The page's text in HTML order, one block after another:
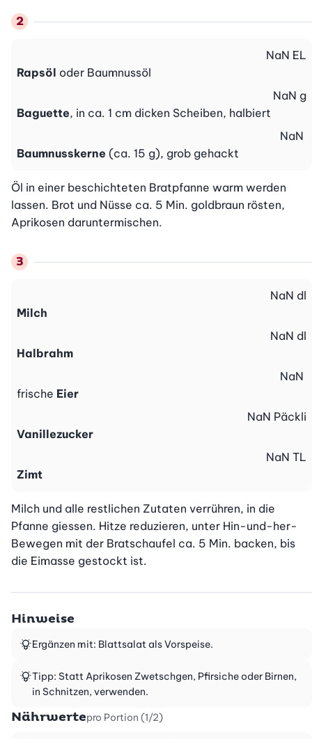
Rapsöl oder Baumnussöl
NaN EL
Baguette, in ca. 1 cm dicken Scheiben, halbiert
NaN g
Baumnusskerne (ca. 15 g), grob gehackt
NaN
Öl in einer beschichteten Bratpfanne warm werden
lassen. Brot und Nüsse ca. 5 Min. goldbraun rösten,
Aprikosen daruntermischen.
Milch
NaN dl
Halbrahm
NaN dl
frische Eier
NaN
Vanillezucker
NaN Päckli
Zimt
NaN TL
Milch und alle restlichen Zutaten verrühren, in die
Pfanne giessen. Hitze reduzieren, unter Hin-und-her-
Bewegen mit der Bratschaufel ca. 5 Min. backen, bis
die Eimasse gestockt ist.
Hinweise
Ergänzen mit: Blattsalat als Vorspeise.
Tipp: Statt Aprikosen Zwetschgen, Pfirsiche oder Birnen,
in Schnitzen, verwenden.
Nährwertepro Portion (1/2)